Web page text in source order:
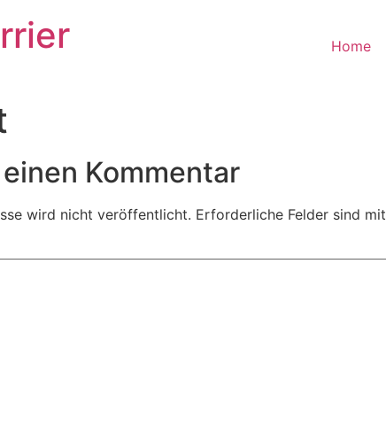
Home
Kommentar
wird nicht veröffentlicht. Erforderliche Felder sind mit